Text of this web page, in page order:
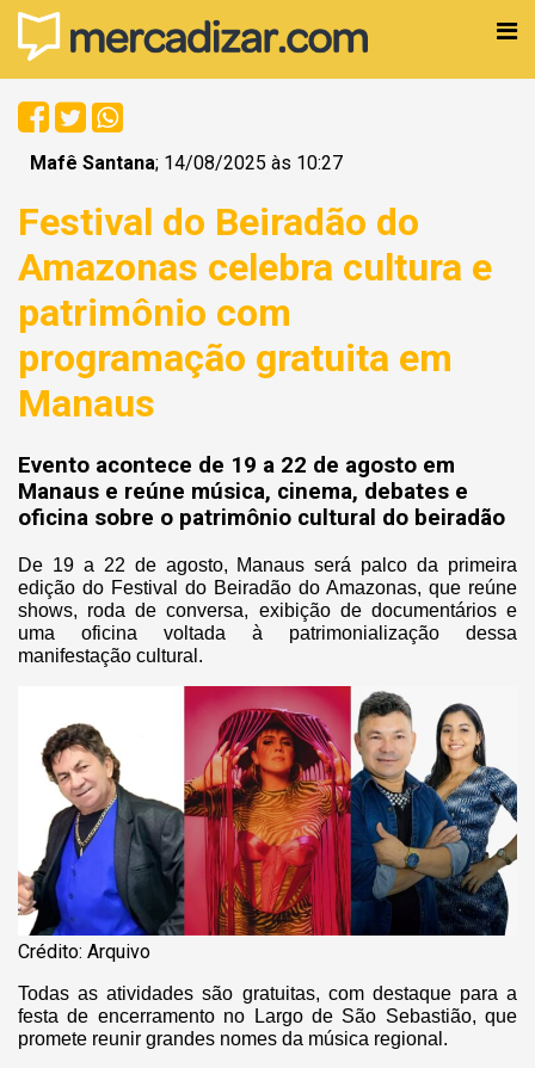
Mafê Santana; 14/08/2025 às 10:27
Festival do Beiradão do
Amazonas celebra cultura e
patrimônio com
programação gratuita em
Manaus
Evento acontece de 19 a 22 de agosto em
Manaus e reúne música, cinema, debates e
oficina sobre o patrimônio cultural do beiradão
De 19 a 22 de agosto, Manaus será palco da primeira
edição do Festival do Beiradão do Amazonas, que reúne
shows, roda de conversa, exibição de documentários e
uma oficina voltada à patrimonialização dessa
manifestação cultural.
Crédito: Arquivo
Todas as atividades são gratuitas, com destaque para a
festa de encerramento no Largo de São Sebastião, que
promete reunir grandes nomes da música regional.